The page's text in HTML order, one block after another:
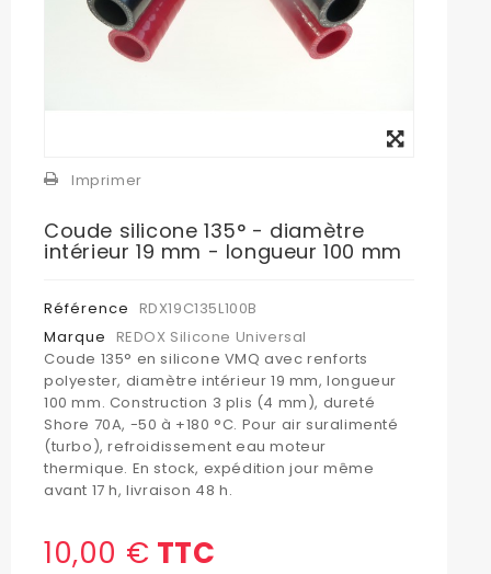
Imprimer
Coude silicone 135° - diamètre
intérieur 19 mm - longueur 100 mm
Référence
RDX19C135L100B
Marque
REDOX Silicone Universal
Coude 135° en silicone VMQ avec renforts
polyester, diamètre intérieur 19 mm, longueur
100 mm. Construction 3 plis (4 mm), dureté
Shore 70A, -50 à +180 °C. Pour air suralimenté
(turbo), refroidissement eau moteur
thermique. En stock, expédition jour même
avant 17 h, livraison 48 h.
10,00 € TTC